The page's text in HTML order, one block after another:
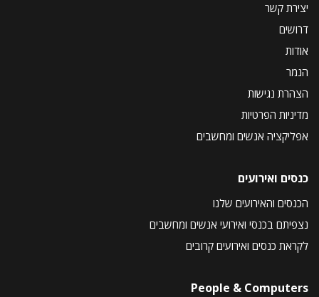
יצירת קשר
דרושים
אודות
הנמר
הצהרת נגישות
מדיניות הפרטיות
אפליקציה אנשים ומחשבים
כנסים ואירועים
הכנסים והאירועים שלנו
נצפיתם בכנסי ואירועי אנשים ומחשבים
לקראת כנסים ואירועים קרובים
People & Computers